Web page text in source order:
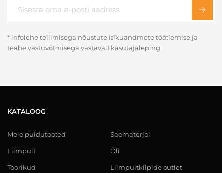
* infolehe tellimisega nõustute isikuandmete töötlemise ja
teabe vastuvõtmisega vastavalt kasutajaleping
KATALOOG
Meie puidutooted
Liimpuit
Toorikud
Saematerjal
Õli
Liimpuitkilpide outlet